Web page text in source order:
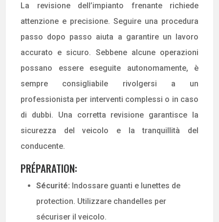
La revisione dell’impianto frenante richiede
attenzione e precisione. Seguire una procedura
passo dopo passo aiuta a garantire un lavoro
accurato e sicuro. Sebbene alcune operazioni
possano essere eseguite autonomamente, è
sempre consigliabile rivolgersi a un
professionista per interventi complessi o in caso
di dubbi. Una corretta revisione garantisce la
sicurezza del veicolo e la tranquillità del
conducente.
PRÉPARATION:
Sécurité: Indossare guanti e lunettes de
protection. Utilizzare chandelles per
sécuriser il veicolo.